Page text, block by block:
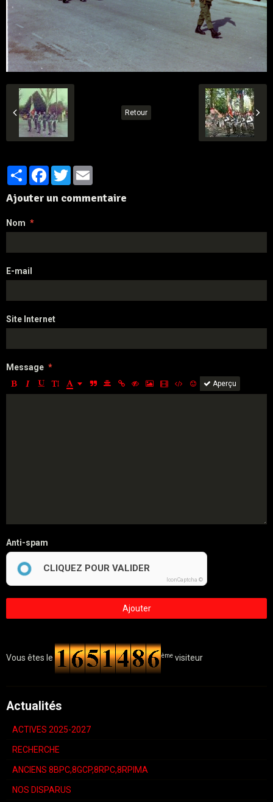
Retour
PartagerFacebook
Twitter
Ajouter un commentaire
Nom
E-mail
Site Internet
Message
Aperçu
Anti-spam
CLIQUEZ POUR VALIDER
IconCaptcha ©
Ajouter
Vous êtes le ème visiteur
Actualités
ACTIVES 2025-2027
RECHERCHE
ANCIENS 8BPC,8GCP,8RPC,8RPIMA
NOS DISPARUS